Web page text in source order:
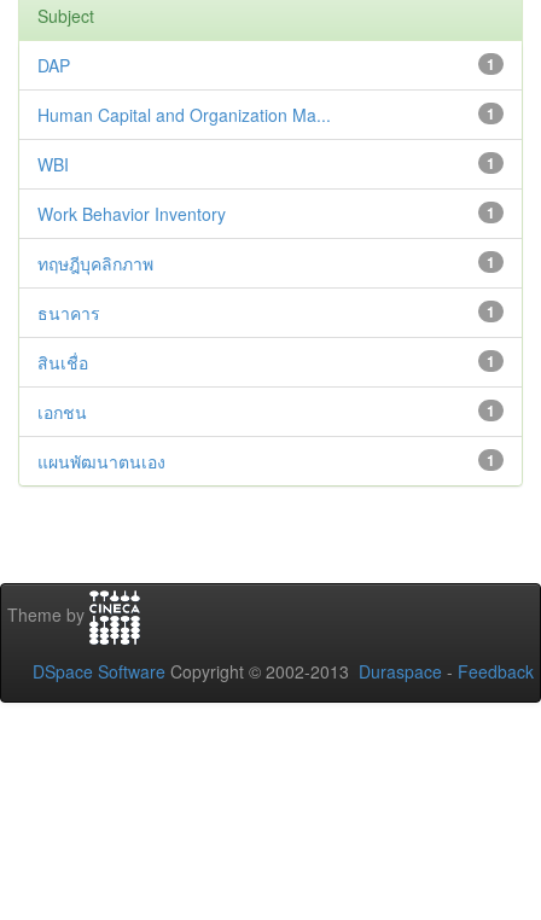
Subject
1
DAP
1
Human Capital and Organization Ma...
1
WBI
1
Work Behavior Inventory
1
ทฤษฎีบุคลิกภาพ
1
ธนาคาร
1
สินเชื่อ
1
เอกชน
1
แผนพัฒนาตนเอง
Theme by
DSpace Software Copyright © 2002-2013 Duraspace - Feedback